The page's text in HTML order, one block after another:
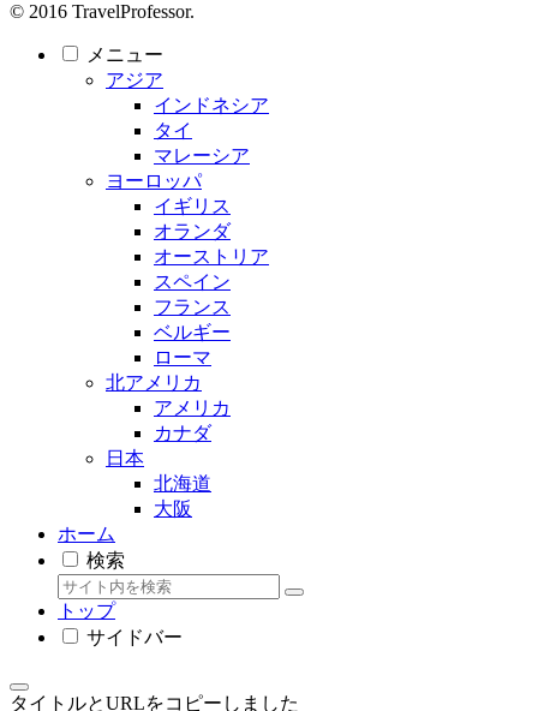
© 2016 TravelProfessor.
メニュー
アジア
インドネシア
タイ
マレーシア
ヨーロッパ
イギリス
オランダ
オーストリア
スペイン
フランス
ベルギー
ローマ
北アメリカ
アメリカ
カナダ
日本
北海道
大阪
ホーム
検索
トップ
サイドバー
タイトルとURLをコピーしました